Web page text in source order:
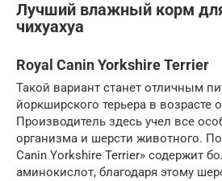
Лучший влажный корм
чихуахуа
Royal Canin Yorkshire Terrier
Такой вариант станет отличным
йоркширского терьера в возрасте
Производитель здесь учел все
организма и шерсти животного. По
Canin Yorkshire Terrier» содержит
аминокислот, благодаря этому